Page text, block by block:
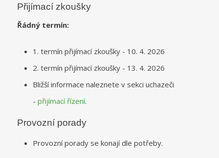
Přijímací zkoušky
Řádný termín:
1. termín přijímací zkoušky - 10. 4. 2026
2. termín přijímací zkoušky - 13. 4. 2026
Bližší informace naleznete v sekci uchazeči
- přijímací řízení.
Provozní porady
Provozní porady se konají dle potřeby.